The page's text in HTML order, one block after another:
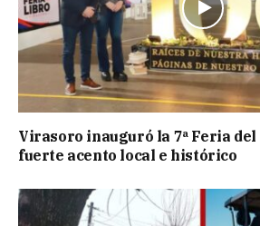
Virasoro inauguró la 7ª Feria
fuerte acento local e histórico